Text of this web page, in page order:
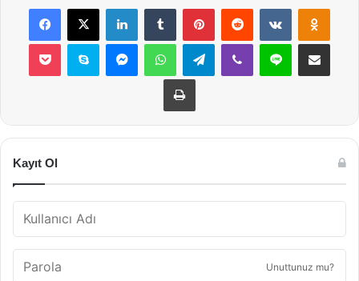
Facebook
X LinkedInTumblr PinterestReddit VKontakte
Pocket Skype MessengerWhatsAppTelegramViber Line E-Posta ile
Yazdır
Kayıt Ol
Unuttunuz mu?